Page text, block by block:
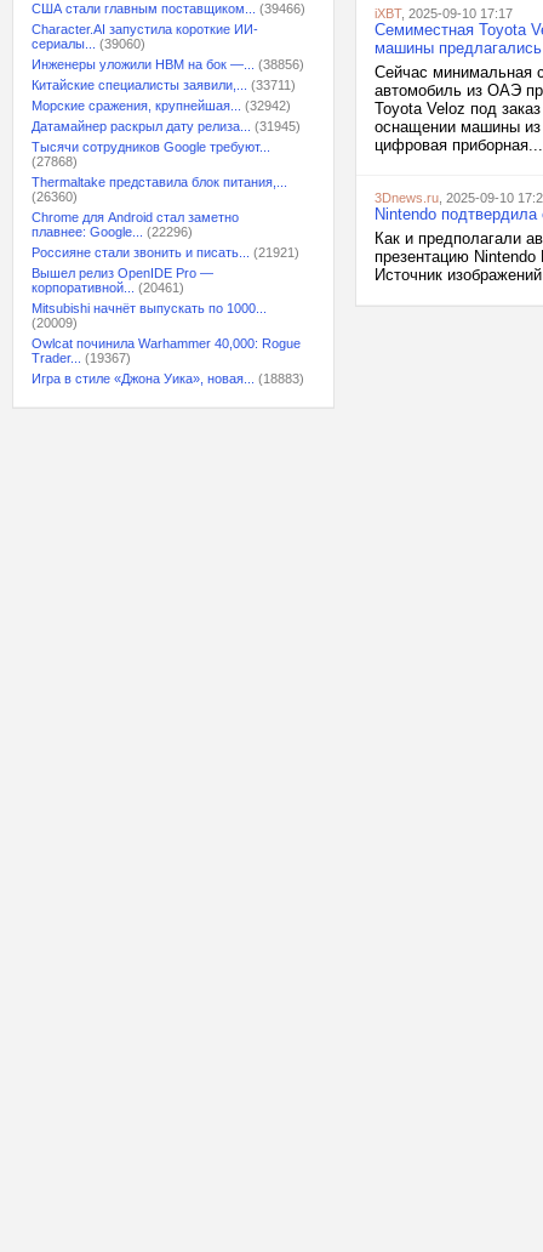
США стали главным поставщиком...
(39466)
Character.AI запустила короткие ИИ-
сериалы...
(39060)
Инженеры уложили HBM на бок —...
(38856)
Китайские специалисты заявили,...
(33711)
Морские сражения, крупнейшая...
(32942)
Датамайнер раскрыл дату релиза...
(31945)
Тысячи сотрудников Google требуют...
(27868)
Thermaltake представила блок питания,...
(26360)
Chrome для Android стал заметно
плавнее: Google...
(22296)
Россияне стали звонить и писать...
(21921)
Вышел релиз OpenIDE Pro —
корпоративной...
(20461)
Mitsubishi начнёт выпускать по 1000...
(20009)
Owlcat починила Warhammer 40,000: Rogue
Trader...
(19367)
Игра в стиле «Джона Уика», новая...
(18883)
iXBT, 2025-09-10 17:17
Семиместная Toyota
машины
Сейчас минимальная
автомобиль из ОАЭ
Toyota Veloz под
оснащении машины
цифровая приборная...
3Dnews.ru , 2025-09-10
Nintendo
Как и предполагали
презентацию
Источник